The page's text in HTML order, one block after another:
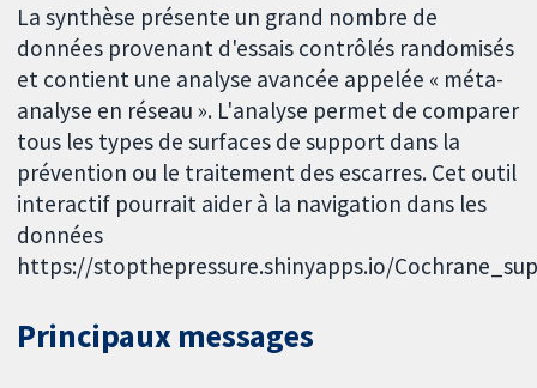
La synthèse présente un grand nombre de
données provenant d'essais contrôlés randomisés
et contient une analyse avancée appelée « méta-
analyse en réseau ». L'analyse permet de comparer
tous les types de surfaces de support dans la
prévention ou le traitement des escarres. Cet outil
interactif pourrait aider à la navigation dans les
données
https://stopthepressure.shinyapps.io/
Principaux messages